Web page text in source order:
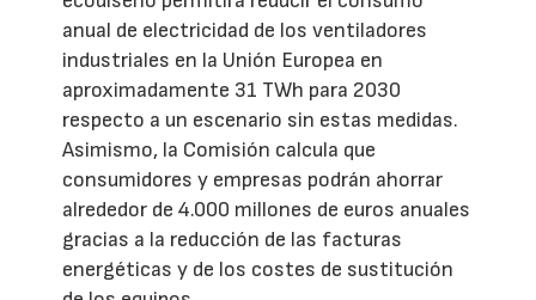
anual de electricidad de los ventiladores
industriales en la Unión Europea en
aproximadamente 31 TWh para 2030
respecto a un escenario sin estas medidas.
Asimismo, la Comisión calcula que
consumidores y empresas podrán ahorrar
alrededor de 4.000 millones de euros anuales
gracias a la reducción de las facturas
energéticas y de los costes de sustitución